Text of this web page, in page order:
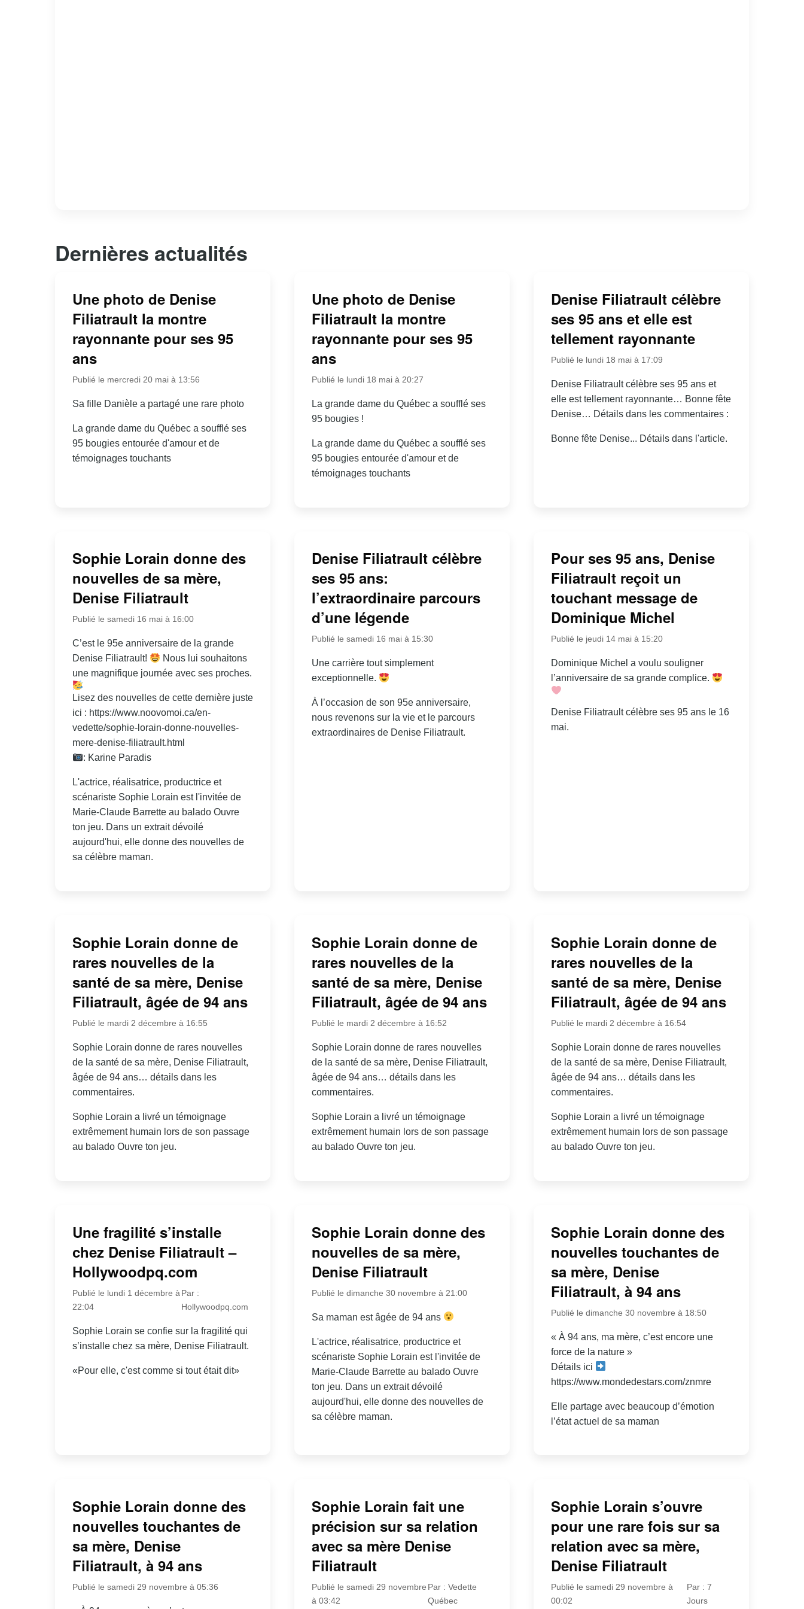
Dernières actualités
Une photo de Denise
Filiatrault la montre
rayonnante pour ses 95
ans
Publié le mercredi 20 mai à 13:56
Sa fille Danièle a partagé une rare photo
La grande dame du Québec a soufflé ses
95 bougies entourée d'amour et de
témoignages touchants
Une photo de Denise
Filiatrault la montre
rayonnante pour ses 95
ans
Publié le lundi 18 mai à 20:27
La grande dame du Québec a soufflé ses
95 bougies !
La grande dame du Québec a soufflé ses
95 bougies entourée d'amour et de
témoignages touchants
Denise Filiatrault célèbre
ses 95 ans et elle est
tellement rayonnante
Publié le lundi 18 mai à 17:09
Denise Filiatrault célèbre ses 95 ans et
elle est tellement rayonnante… Bonne fête
Denise… Détails dans les commentaires :
Bonne fête Denise... Détails dans l'article.
Sophie Lorain donne des
nouvelles de sa mère,
Denise Filiatrault
Publié le samedi 16 mai à 16:00
C’est le 95e anniversaire de la grande
Denise Filiatrault!
Nous lui souhaitons
une magnifique journée avec ses proches.
Lisez des nouvelles de cette dernière juste
ici : https://www.noovomoi.ca/en-
vedette/sophie-lorain-donne-nouvelles-
mere-denise-filiatrault.html
: Karine Paradis
L'actrice, réalisatrice, productrice et
scénariste Sophie Lorain est l'invitée de
Marie-Claude Barrette au balado Ouvre
ton jeu. Dans un extrait dévoilé
aujourd'hui, elle donne des nouvelles de
sa célèbre maman.
Denise Filiatrault célèbre
ses 95 ans:
l’extraordinaire parcours
d’une légende
Publié le samedi 16 mai à 15:30
Une carrière tout simplement
exceptionnelle.
À l’occasion de son 95e anniversaire,
nous revenons sur la vie et le parcours
extraordinaires de Denise Filiatrault.
Pour ses 95 ans, Denise
Filiatrault reçoit un
touchant message de
Dominique Michel
Publié le jeudi 14 mai à 15:20
Dominique Michel a voulu souligner
l’anniversaire de sa grande complice.
Denise Filiatrault célèbre ses 95 ans le 16
mai.
Sophie Lorain donne de
rares nouvelles de la
santé de sa mère, Denise
Filiatrault, âgée de 94 ans
Publié le mardi 2 décembre à 16:55
Sophie Lorain donne de rares nouvelles
de la santé de sa mère, Denise Filiatrault,
âgée de 94 ans… détails dans les
commentaires.
Sophie Lorain a livré un témoignage
extrêmement humain lors de son passage
au balado Ouvre ton jeu.
Sophie Lorain donne de
rares nouvelles de la
santé de sa mère, Denise
Filiatrault, âgée de 94 ans
Publié le mardi 2 décembre à 16:52
Sophie Lorain donne de rares nouvelles
de la santé de sa mère, Denise Filiatrault,
âgée de 94 ans… détails dans les
commentaires.
Sophie Lorain a livré un témoignage
extrêmement humain lors de son passage
au balado Ouvre ton jeu.
Sophie Lorain donne de
rares nouvelles de la
santé de sa mère, Denise
Filiatrault, âgée de 94 ans
Publié le mardi 2 décembre à 16:54
Sophie Lorain donne de rares nouvelles
de la santé de sa mère, Denise Filiatrault,
âgée de 94 ans… détails dans les
commentaires.
Sophie Lorain a livré un témoignage
extrêmement humain lors de son passage
au balado Ouvre ton jeu.
Une fragilité s’installe
chez Denise Filiatrault –
Hollywoodpq.com
Publié le lundi 1 décembre à
22:04
Par :
Hollywoodpq.com
Sophie Lorain se confie sur la fragilité qui
s’installe chez sa mère, Denise Filiatrault.
«Pour elle, c'est comme si tout était dit»
Sophie Lorain donne des
nouvelles de sa mère,
Denise Filiatrault
Publié le dimanche 30 novembre à 21:00
Sa maman est âgée de 94 ans
L'actrice, réalisatrice, productrice et
scénariste Sophie Lorain est l'invitée de
Marie-Claude Barrette au balado Ouvre
ton jeu. Dans un extrait dévoilé
aujourd'hui, elle donne des nouvelles de
sa célèbre maman.
Sophie Lorain donne des
nouvelles touchantes de
sa mère, Denise
Filiatrault, à 94 ans
Publié le dimanche 30 novembre à 18:50
« À 94 ans, ma mère, c’est encore une
force de la nature »
Détails ici
https://www.mondedestars.com/znmre
Elle partage avec beaucoup d’émotion
l’état actuel de sa maman
Sophie Lorain donne des
nouvelles touchantes de
sa mère, Denise
Filiatrault, à 94 ans
Publié le samedi 29 novembre à 05:36
Sophie Lorain fait une
précision sur sa relation
avec sa mère Denise
Filiatrault
Publié le samedi 29 novembre
à 03:42
Par : Vedette
Québec
Sophie Lorain s’ouvre
pour une rare fois sur sa
relation avec sa mère,
Denise Filiatrault
Publié le samedi 29 novembre à
00:02
Par : 7
Jours